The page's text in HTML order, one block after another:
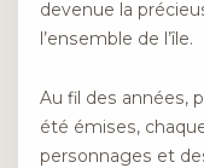
devenue la
l’ensemble de l’île.
Au fil des années,
été émises,
personnages et